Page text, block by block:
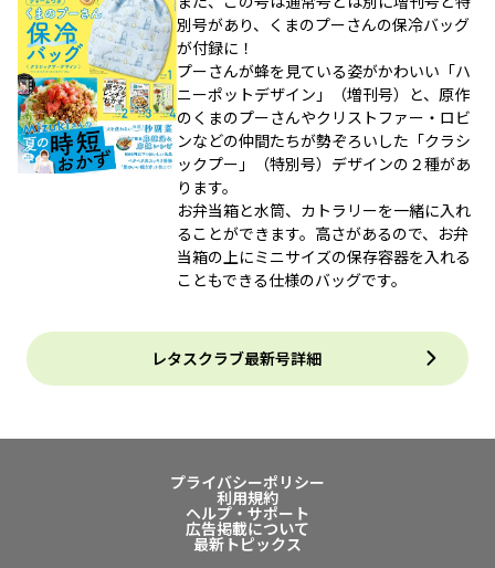
別号があり、くまのプーさんの保冷バッグ
が付録に！
プーさんが蜂を見ている姿がかわいい「ハ
ニーポットデザイン」（増刊号）と、原作
のくまのプーさんやクリストファー・ロビ
ンなどの仲間たちが勢ぞろいした「クラシ
ックプー」（特別号）デザインの２種があ
ります。
お弁当箱と水筒、カトラリーを一緒に入れ
ることができます。高さがあるので、お弁
当箱の上にミニサイズの保存容器を入れる
こともできる仕様のバッグです。
レタスクラブ最新号詳細
プライバシーポリシー
利用規約
ヘルプ・サポート
広告掲載について
最新トピックス